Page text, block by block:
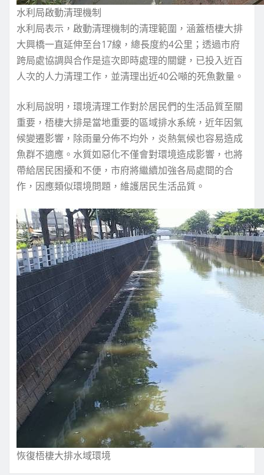
水利局啟動清理機制
水利局表示，啟動清理機制的清理範圍，涵蓋梧棲大排
大興橋一直延伸至台17線，總長度約4公里；透過市府
跨局處協調與合作是這次即時處理的關鍵，已投入近百
人次的人力清理工作，並清理出近40公噸的死魚數量。
水利局說明，環境清理工作對於居民們的生活品質至關
重要，梧棲大排是當地重要的區域排水系統，近年因氣
候變遷影響，除雨量分佈不均外，炎熱氣候也容易造成
魚群不適應。水質如惡化不僅會對環境造成影響，也將
帶給居民困擾和不便，市府將繼續加強各局處間的合
作，因應類似環境問題，維護居民生活品質。
恢復梧棲大排水域環境